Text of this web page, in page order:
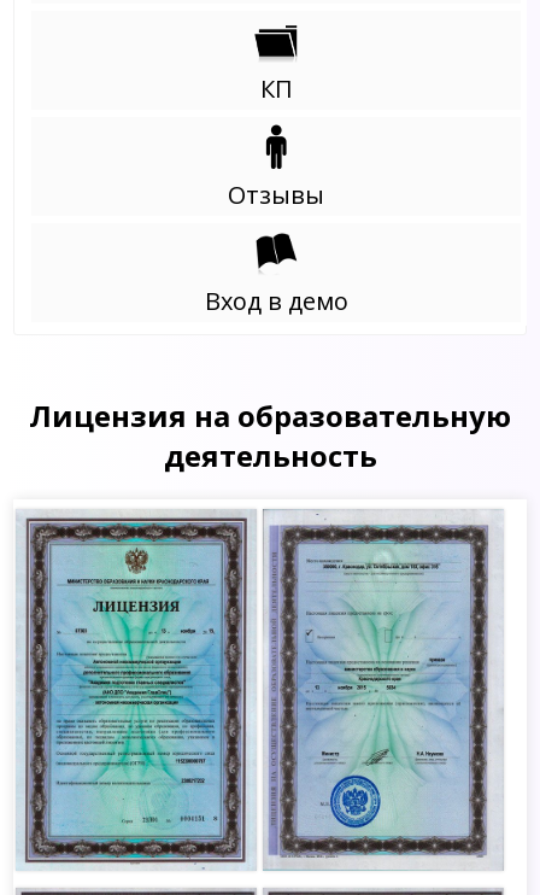
КП
Отзывы
Вход в демо
Лицензия на образовательную
деятельность